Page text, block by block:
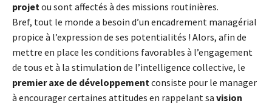
projetou sont affectés à des missions routinières.
Bref, tout le monde a besoin d’un encadrement managérial
propice à l’expression de ses potentialités ! Alors, afin de
mettre en place les conditions favorables à l’engagement
de tous et à la stimulation de l’intelligence collective, le
premier axe de développementconsiste pour le manager
à encourager certaines attitudes en rappelant sa vision